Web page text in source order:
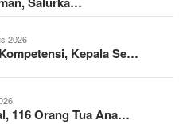
2026
Kepala Se…
116 Orang Tua Ana…